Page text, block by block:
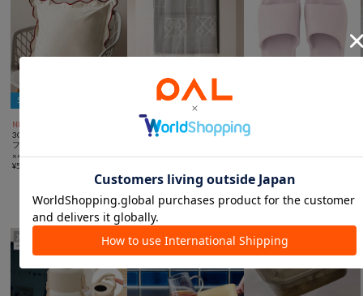
5％OFFクーポン
NEW
3COINS
フリルクッションカバー：45
×45cm
¥550
5％OFFクーポン
TIME SALE
3COINS
テン：150×43cm
NEW
3COINS
¥330
見た目も便利も両方叶えるキッチングッズ